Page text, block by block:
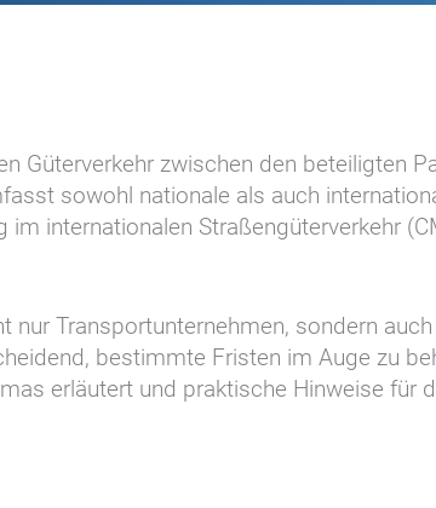
Güterverkehr zwischen den beteiligten
sowohl nationale als auch
internationalen Straßengüterverkehr
Transportunternehmen, sondern
bestimmte Fristen im Auge zu
erläutert und praktische Hinweise für